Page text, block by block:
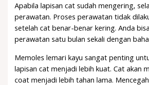
Apabila lapisan cat sudah mengering,
perawatan. Proses perawatan tidak
setelah cat benar-benar kering. Anda
perawatan satu bulan sekali dengan
Memoles lemari kayu sangat penting
lapisan cat menjadi lebih kuat. Cat akan
coat menjadi lebih tahan lama.